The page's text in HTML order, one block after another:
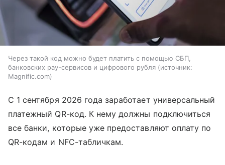
Через такой код можно будет платить с помощью СБП,
банковских pay-сервисов и цифрового рубля
источник:
Magnific.com
С 1 сентября 2026 года заработает универсальный
платежный QR-код. К нему должны подключиться
все банки, которые уже предоставляют оплату по
QR-кодам и NFC-табличкам.